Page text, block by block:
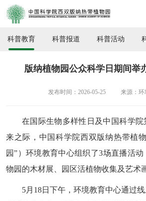
科普教育 科普报道 科普活动
版纳植物园公众科学日期间举
发布时间：2026-05-25 来源：环
在国际生物多样性日及中国科学院
来之际，中国科学院西双版纳热带植
园”）环境教育中心组织了3场直播活
物园的木材展、园区活植物收集及艺术
5月18日下午，环境教育中心通过